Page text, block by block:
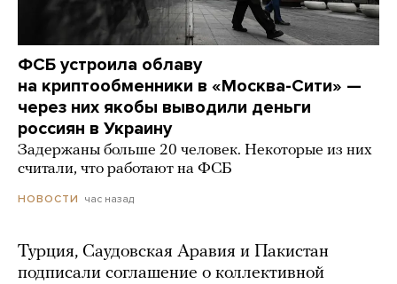
ФСБ устроила облаву
на криптообменники в «Москва-Сити» —
через них якобы выводили деньги
россиян в Украину
Задержаны больше 20 человек. Некоторые из них
считали, что работают на ФСБ
НОВОСТИ час назад
Турция, Саудовская Аравия и Пакистан
подписали соглашение о коллективной